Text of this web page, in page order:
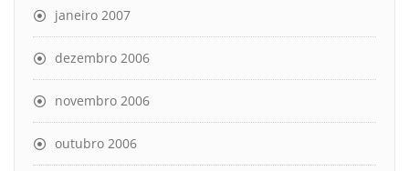
janeiro 2007
dezembro 2006
novembro 2006
outubro 2006